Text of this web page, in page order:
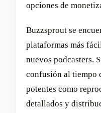
opciones de
Buzzsprout se
plataformas más
nuevos podcasters.
confusión al tiempo
potentes como
detallados y